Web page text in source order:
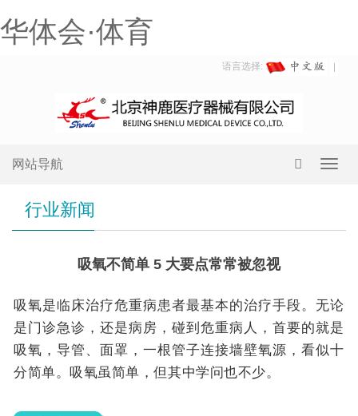
华体会·体育
语言选择:
网站导航
行业新闻
吸氧不简单 5 大要点常常被忽视
吸氧是临床治疗危重病患者最基本的治疗手段。无论
是门诊急诊，还是病房，碰到危重病人，首要的就是
吸氧，导管、面罩，一根管子连接墙壁氧源，看似十
分简单。吸氧虽简单，但其中学问也不少。